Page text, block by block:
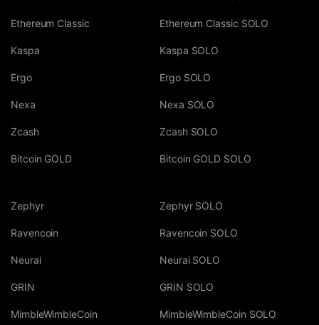
Ethereum Classic
Kaspa
Ergo
Nexa
Zcash
Bitcoin GOLD
Ethereum Classic SOLO
Kaspa SOLO
Ergo SOLO
Nexa SOLO
Zcash SOLO
Bitcoin GOLD SOLO
Zephyr
Ravencoin
Neurai
GRIN
MimbleWimbleCoin
Zephyr SOLO
Ravencoin SOLO
Neurai SOLO
GRIN SOLO
MimbleWimbleCoin SOLO